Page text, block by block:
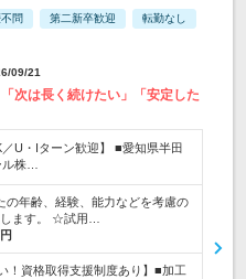
問 第二新卒歓迎 転勤なし
09/21
次は長く続けたい」「安定した
／U・Iターン歓迎】 ■愛知県半田
株…
の年齢、経験、能力などを考慮の
します。 ☆試用…
！資格取得支援制度あり】■加工